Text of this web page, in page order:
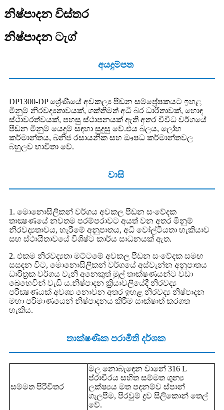
නිෂ්පාදන විස්තර
නිෂ්පාදන ටැග්
අයදුම්පත
DP1300-DP ශ්‍රේණියේ අවකල්‍ය පීඩන සම්ප්‍රේෂකයට ඉහළ
මිනුම් නිරවද්‍යතාවයක්, ශක්තිමත් අධි බර ධාරිතාවක්, හොඳ
ස්ථාවරත්වයක්, පහසු ස්ථාපනයක් ඇති අතර විවිධ වර්ගයේ
පීඩන මිනුම් යෙදුම් සඳහා සුදුසු වේ.එය බලය, ලෝහ
කර්මාන්තය, ඛනිජ රසායනික සහ ඖෂධ කර්මාන්තවල
බහුලව භාවිතා වේ.
වාසි
1. මොනොසිලිකන් වර්ගය අවකල පීඩන සංවේදක
තාක්‍ෂණයේ නවතම පරම්පරාවට අයත් වන අතර මිනුම්
නිරවද්‍යතාවය, හැරීමේ අනුපාතය, අධි වෝල්ටීයතා හැකියාව
සහ ස්ථායීතාවයේ විශිෂ්ට කාර්ය සාධනයක් ඇත.
2. එකම නිරවද්‍යතා මට්ටමේ අවකල පීඩන සංවේදක සමඟ
සසඳන විට, මොනොසිලිකන් වර්ගයේ අස්වැන්න අනුපාතය
ධාරිත්‍රක වර්ගය වැනි අනෙකුත් මුල් තාක්ෂණයන්ට වඩා
බෙහෙවින් වැඩි ය.නිෂ්පාදන ක්‍රියාවලියේදී නිරවද්‍ය
පරීක්‍ෂණයක් අවශ්‍ය නොවන අතර ඉහළ නිරවද්‍ය නිෂ්පාදන
මහා පරිමාණයෙන් නිෂ්පාදනය කිරීම සාක්ෂාත් කරගත
හැකිය.
තාක්ෂණික පරාමිති දර්ශක
සම්මත පිරිවිතර
මල නොබැඳෙන වානේ 316 L
ප්රාචීරය සහිත සම්මත ශුන්‍ය
ලක්ෂ්‍යය මත පදනම්ව ස්පාන්
ගැලපීම, පිරවුම් ද්‍රව සිලිකොන් තෙල්
වේ.